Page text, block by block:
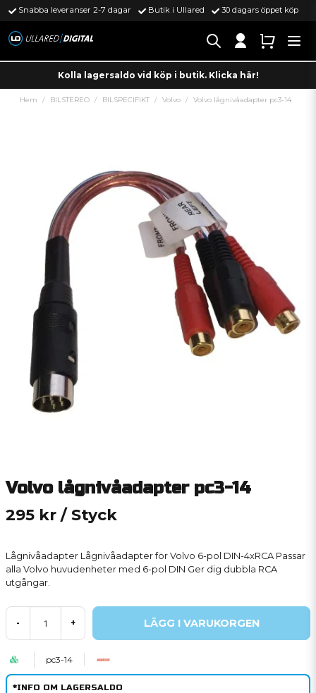
Snabba leveranser 2-7 dagar Butik i Ullared 30 dagars öppet köp
Kolla lagersaldo vid köp i butik. Klicka här!
Hem BILSTEREO BILSPECIFIKT Volvo Volvo lågnivåadapter pc3-14
Volvo lågnivåadapter pc3-14
295 kr / Styck
Lågnivåadapter Lågnivåadapter för Volvo 6-pol DIN-4xRCA Passar
alla Volvo huvudenheter med 6-pol DIN Ger dig dubbla RCA
utgångar.
- + LÄGG I VARUKORGEN
pc3-14
*INFO OM LAGERSALDO